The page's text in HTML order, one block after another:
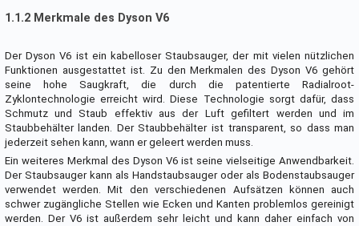
1.1.2 Merkmale des Dyson V6
Der Dyson V6 ist ein kabelloser Staubsauger, der mit vielen nützlichen
Funktionen ausgestattet ist. Zu den Merkmalen des Dyson V6 gehört
seine hohe Saugkraft, die durch die patentierte Radialroot-
Zyklontechnologie erreicht wird. Diese Technologie sorgt dafür, dass
Schmutz und Staub effektiv aus der Luft gefiltert werden und im
Staubbehälter landen. Der Staubbehälter ist transparent, so dass man
jederzeit sehen kann, wann er geleert werden muss.
Ein weiteres Merkmal des Dyson V6 ist seine vielseitige Anwendbarkeit.
Der Staubsauger kann als Handstaubsauger oder als Bodenstaubsauger
verwendet werden. Mit den verschiedenen Aufsätzen können auch
schwer zugängliche Stellen wie Ecken und Kanten problemlos gereinigt
werden. Der V6 ist außerdem sehr leicht und kann daher einfach von